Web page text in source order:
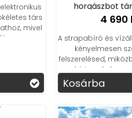
társ
mivel
horgászbot
4 690
A strapabíró és
kényelmesen
felszerelésed,
biztonságban
Kosárba